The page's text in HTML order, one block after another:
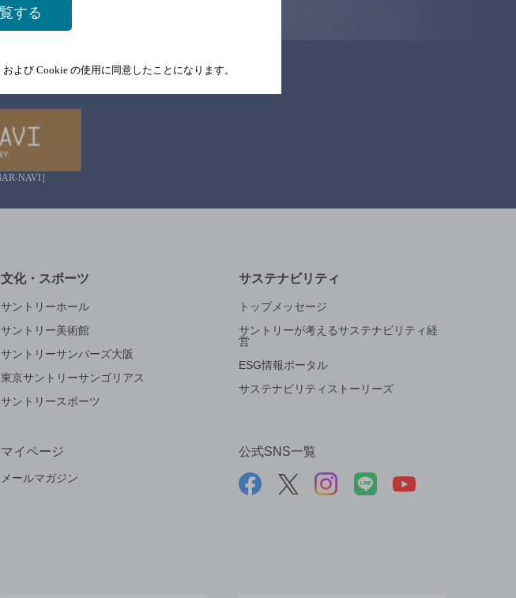
なび
ク
NAVI］
文化・スポーツ
サントリーホール
サントリー美術館
サントリーサンバーズ大阪
東京サントリーサンゴリアス
サントリースポーツ
サステナビリティ
トップメッセージ
サントリーが考えるサステナビリティ経
営
ESG情報ポータル
サステナビリティストーリーズ
マイページ
メールマガジン
公式SNS一覧
する
および Cookie の使用に同意したことになります。